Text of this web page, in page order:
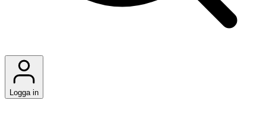
Logga in